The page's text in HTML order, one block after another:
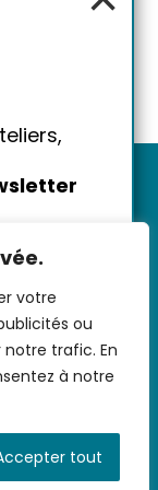
votre
ou
trafic. En
à notre
tout
Données
- FAQ